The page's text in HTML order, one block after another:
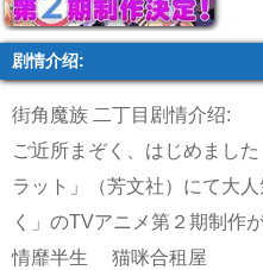
剧情介绍:
街角魔族 二丁目剧情介绍:
ご近所まぞく、はじめまし
ラット」（芳文社）にて大
く」のTVアニメ第２期制作
情靡半生
猫咪合租屋